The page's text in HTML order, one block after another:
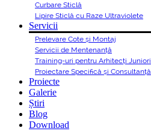
Curbare Sticlă
Lipire Sticlă cu Raze Ultraviolete
Servicii
Prelevare Cote și Montaj
Servicii de Mentenanță
Training-uri pentru Arhitecți Juniori
Proiectare Specifică și Consultanță
Proiecte
Galerie
Știri
Blog
Download